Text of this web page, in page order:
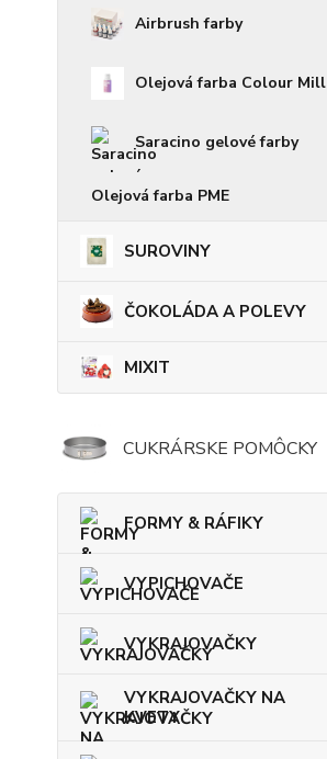
Airbrush farby
Olejová farba Colour Mill
Saracino gelové farby
Olejová farba PME
SUROVINY
ČOKOLÁDA A POLEVY
MIXIT
CUKRÁRSKE POMÔCKY
FORMY & RÁFIKY
VYPICHOVAČE
VYKRAJOVAČKY
VYKRAJOVAČKY NA
KVETY